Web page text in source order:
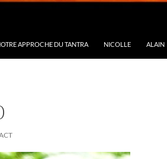
APPROCHE DU TANTRA NICOLLE ALAIN